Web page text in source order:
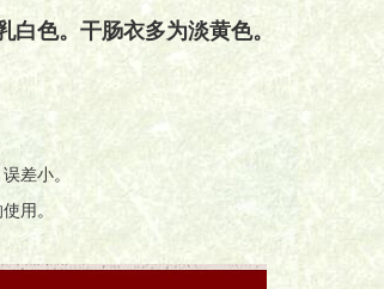
色。干肠衣多为淡黄色。
差小。
用。